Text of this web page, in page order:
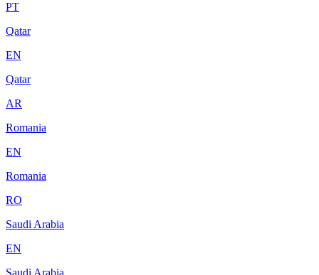
PT
Qatar
EN
Qatar
AR
Romania
EN
Romania
RO
Saudi Arabia
EN